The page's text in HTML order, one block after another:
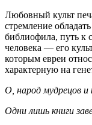
Любовный культ
стремление
библиофила, путь к
человека — его
которым евреи
характерную на
О, народ мудрецов и
Одни лишь книги